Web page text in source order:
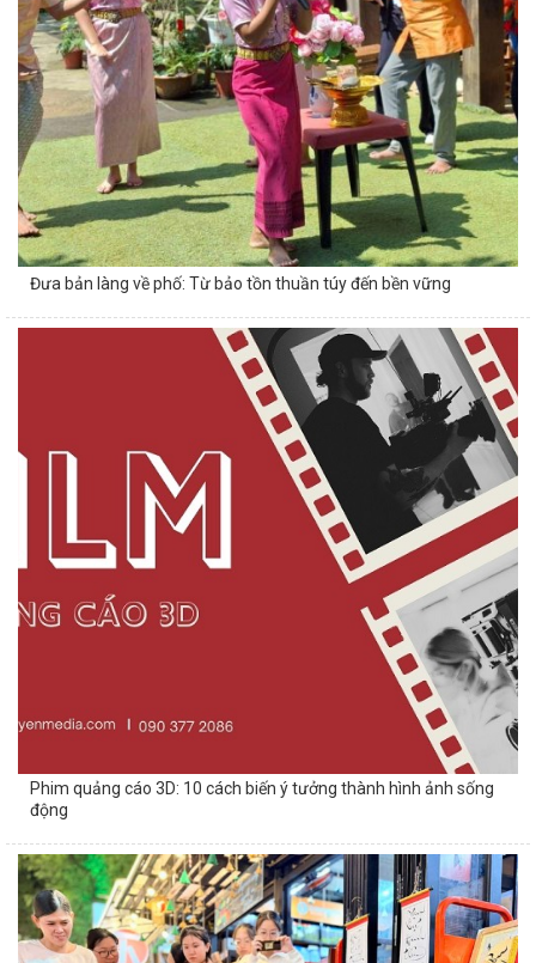
Đưa bản làng về phố: Từ bảo tồn thuần túy đến bền vững
Phim quảng cáo 3D: 10 cách biến ý tưởng thành hình ảnh sống
động